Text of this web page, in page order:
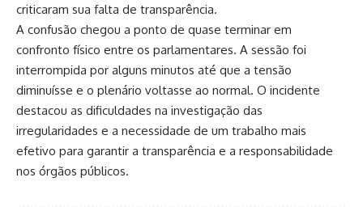
criticaram sua falta de transparência.
A confusão chegou a ponto de quase terminar em
confronto físico entre os parlamentares. A sessão foi
interrompida por alguns minutos até que a tensão
diminuísse e o plenário voltasse ao normal. O incidente
destacou as dificuldades na investigação das
irregularidades e a necessidade de um trabalho mais
efetivo para garantir a transparência e a responsabilidade
nos órgãos públicos.